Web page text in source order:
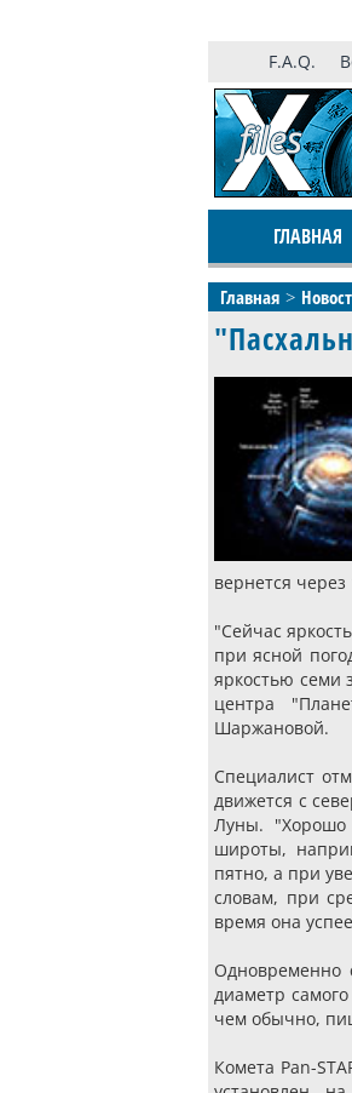
F.A.Q.
ГЛАВНАЯ
Главная
вернется через
"Сейчас
при ясной
яркостью семи
центра
Шаржановой.
Специалист
движется с
Луны. "Хорошо
широты,
пятно, а при
словам, при
время она
Одновременно
диаметр
чем обычно,
Комета Pan-